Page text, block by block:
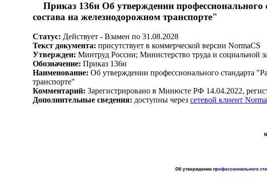
Приказ 136н Об утверждении
состава на железнодорожном транспорте"
Статус: Действует - Взамен по 31.08.2028
Текст документа: присутствует в коммерческой версии NormaCS
Утвержден: Минтруд России; Министерство труда и социальной
Обозначение: Приказ 136н
Наименование: Об утверждении профессионального стандарта
транспорте"
Комментарий: Зарегистрировано в Минюсте РФ 14.04.2022,
Дополнительные сведения: доступны через сетевой клиент